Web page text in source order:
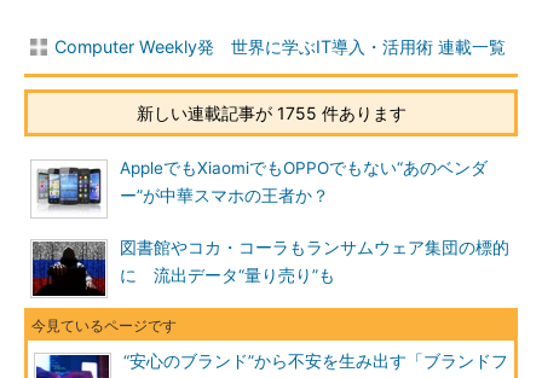
Computer Weekly発 世界に学ぶIT導入・活用術 連載一覧
新しい連載記事が 1755 件あります
AppleでもXiaomiでもOPPOでもない“あのベンダ
ー”が中華スマホの王者か？
図書館やコカ・コーラもランサムウェア集団の標的
に 流出データ“量り売り”も
“安心のブランド”から不安を生み出す「ブランドフ